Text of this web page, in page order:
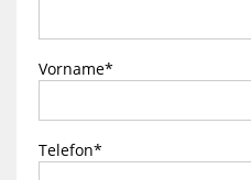
Vorname*
Telefon*